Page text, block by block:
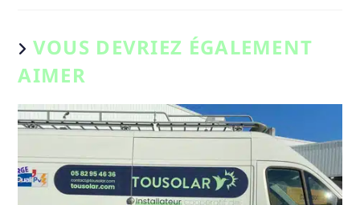
VOUS DEVRIEZ ÉGALEMENT
AIMER